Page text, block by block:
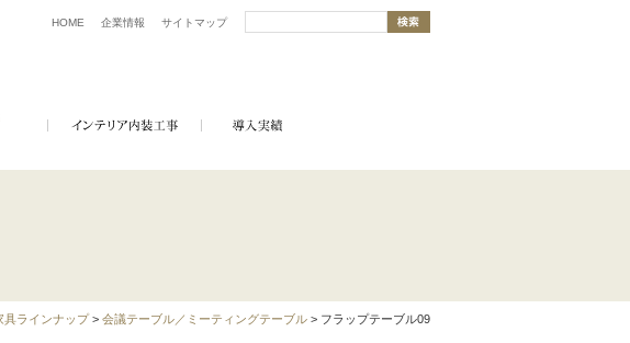
HOME 企業情報 サイトマップ
具ラインナップ> 会議テーブル／ミーティングテーブル > フラップテーブル09